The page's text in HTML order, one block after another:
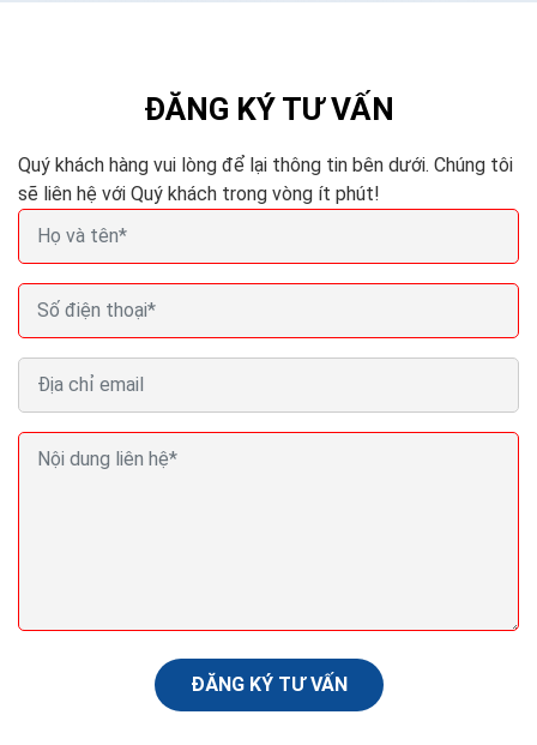
ĐĂNG KÝ TƯ VẤN
Quý khách hàng vui lòng để lại thông tin bên dưới. Chúng tôi
sẽ liên hệ với Quý khách trong vòng ít phút!
ĐĂNG KÝ TƯ VẤN